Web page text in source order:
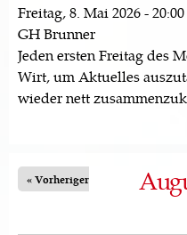
Freitag, 8. Mai 2026 - 20:00
GH Brunner
Jeden ersten Freitag des
Wirt, um Aktuelles
wieder nett
« Vorheriger